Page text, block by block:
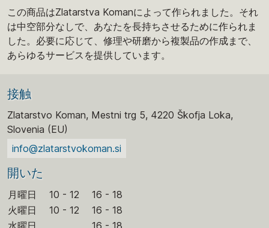
この商品はZlatarstva Komanによって作られました。それ
は中空部分なしで、あなたを長持ちさせるために作られま
した。必要に応じて、修理や研磨から複製品の作成まで、
あらゆるサービスを提供しています。
接触
Zlatarstvo Koman, Mestni trg 5, 4220 Škofja Loka,
Slovenia (EU)
info@zlatarstvokoman.si
開いた
月曜日 10 - 12
16 - 18
火曜日
10 - 12
16 - 18
水曜日
16 - 18